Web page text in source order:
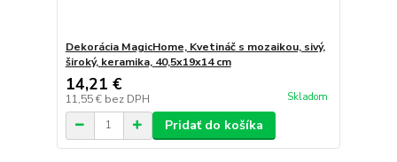
Dekorácia MagicHome, Kvetináč s mozaikou, sivý,
široký, keramika, 40,5x19x14 cm
14,21 €
11,55 € bez DPH Skladom
Pridať do košíka